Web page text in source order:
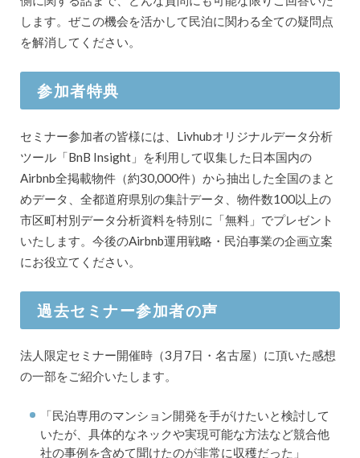
します。ぜこの機会を活かして民泊に関わる全ての疑問点
を解消してください。
参加者特典
セミナー参加者の皆様には、Livhubオリジナルデータ分析
ツール「BnB Insight」を利用して収集した日本国内の
Airbnb全掲載物件（約30,000件）から抽出した全国のまと
めデータ、全都道府県別の集計データ、物件数100以上の
市区町村別データ分析資料を特別に「無料」でプレゼント
いたします。今後のAirbnb運用戦略・民泊事業の企画立案
にお役立てください。
過去セミナー参加者の声
法人限定セミナー開催時（3月7日・名古屋）に頂いた感想
の一部をご紹介いたします。
「民泊専用のマンション開発を手がけたいと検討して
いたが、具体的なネックや実現可能な方法など競合他
社の事例を含めて聞けたのが非常に収穫だった」